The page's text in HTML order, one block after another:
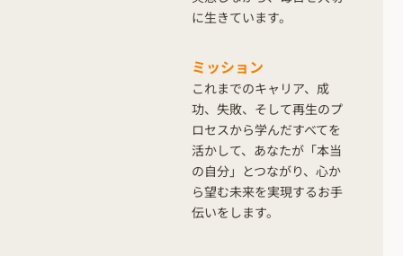
に生きています。
ミッション
これまでのキャリア、成
功、失敗、そして再生のプ
ロセスから学んだすべてを
活かして、あなたが「本当
の自分」とつながり、心か
ら望む未来を実現するお手
伝いをします。